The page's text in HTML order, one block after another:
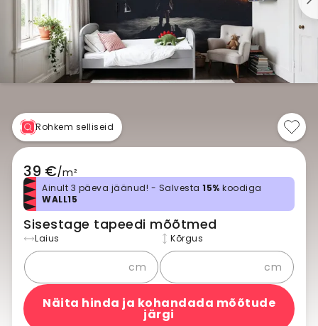
Rohkem selliseid
39 €/m²
Ainult 3 päeva jäänud! - Salvesta 15% koodiga
WALL15
Sisestage tapeedi mõõtmed
Laius
cm
Kõrgus
cm
Näita hinda ja kohandada mõõtude
järgi